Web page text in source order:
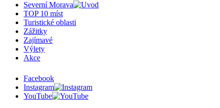
Severní Morava
TOP 10 míst
Turistické oblasti
Zážitky
Zajímavé
Výlety
Akce
Facebook
Instagram
YouTube